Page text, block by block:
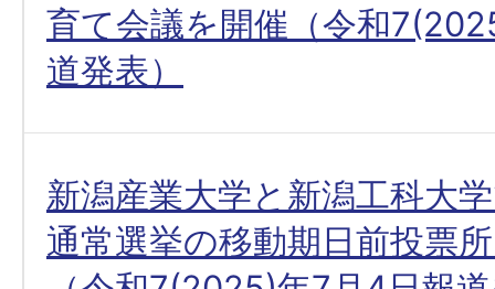
育て会議を開催（令和
道発表）
新潟産業大学と新潟工科大
通常選挙の移動期日前投票